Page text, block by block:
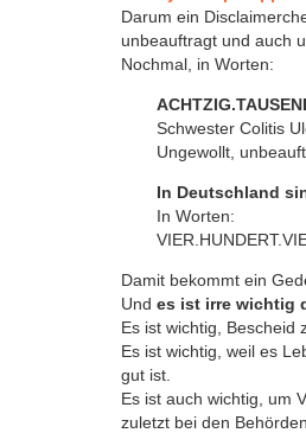
Darum ein
unbeauftragt und auch
Nochmal, in Worten:
Schwester Colitis
Ungewollt,
In Deutschland
In Worten:
Damit bekommt ein
Und es ist irre wichtig
Es ist wichtig, Bescheid
Es ist wichtig, weil es
gut ist.
Es ist auch wichtig, um
zuletzt bei den